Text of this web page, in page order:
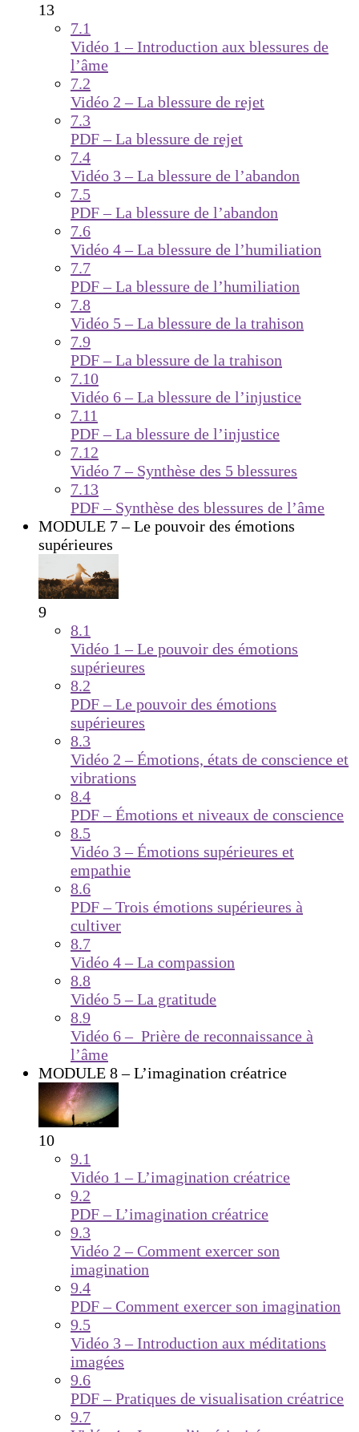
13
7.1
Vidéo 1 – Introduction aux blessures de
l’âme
7.2
Vidéo 2 – La blessure de rejet
7.3
PDF – La blessure de rejet
7.4
Vidéo 3 – La blessure de l’abandon
7.5
PDF – La blessure de l’abandon
7.6
Vidéo 4 – La blessure de l’humiliation
7.7
PDF – La blessure de l’humiliation
7.8
Vidéo 5 – La blessure de la trahison
7.9
PDF – La blessure de la trahison
7.10
Vidéo 6 – La blessure de l’injustice
7.11
PDF – La blessure de l’injustice
7.12
Vidéo 7 – Synthèse des 5 blessures
7.13
PDF – Synthèse des blessures de l’âme
MODULE 7 – Le pouvoir des émotions
supérieures
9
8.1
Vidéo 1 – Le pouvoir des émotions
supérieures
8.2
PDF – Le pouvoir des émotions
supérieures
8.3
Vidéo 2 – Émotions, états de conscience et
vibrations
8.4
PDF – Émotions et niveaux de conscience
8.5
Vidéo 3 – Émotions supérieures et
empathie
8.6
PDF – Trois émotions supérieures à
cultiver
8.7
Vidéo 4 – La compassion
8.8
Vidéo 5 – La gratitude
8.9
Vidéo 6 – Prière de reconnaissance à
l’âme
MODULE 8 – L’imagination créatrice
10
9.1
Vidéo 1 – L’imagination créatrice
9.2
PDF – L’imagination créatrice
9.3
Vidéo 2 – Comment exercer son
imagination
9.4
PDF – Comment exercer son imagination
9.5
Vidéo 3 – Introduction aux méditations
imagées
9.6
PDF – Pratiques de visualisation créatrice
9.7